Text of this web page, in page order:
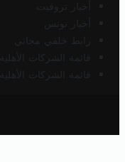
أخبار تروفيت
أخبار تونس
رابط خلفي مجاني
قائمة الشركات
قائمة الشركات